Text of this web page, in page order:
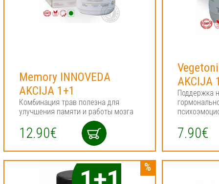
Memory INNOVEDA
AKCIJA 1+1
Комбинация трав полезна для
улучшения памяти и работы мозга
12.90€
AKCIJA
Поддержка
7.90€